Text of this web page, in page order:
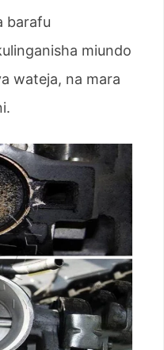
barafu
miundo
wateja, na mara